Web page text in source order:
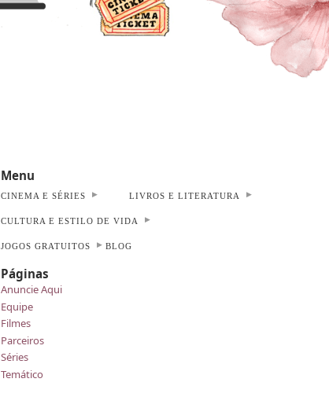
Menu
CINEMA E SÉRIES LIVROS E LITERATURA
CULTURA E ESTILO DE VIDA
JOGOS GRATUITOS BLOG
Páginas
Anuncie Aqui
Equipe
Filmes
Parceiros
Séries
Temático